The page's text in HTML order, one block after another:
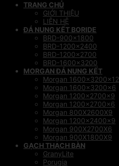
TRANG CHỦ
GIỚI THIỆU
LIÊN HỆ
ĐÁ NUNG KẾT BORIDE
BRD-900×1800
BRD-1200×2400
BRD-1200×2700
BRD-1600×3200
MORGAN ĐÁ NUNG KẾT
Morgan 1600x3200x12
Morgan 1600x3200x6
Morgan 1200x2700x9
Morgan 1200x2700x6
Morgan 800X2600X9
Morgan 1200x2400x9
Morgan 900X2700X6
Morgan 900X1800X9
GẠCH THẠCH BÀN
GranyLite
Porugia